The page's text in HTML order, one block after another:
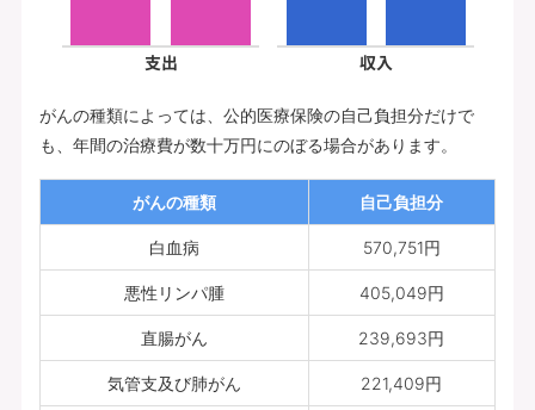
がんの種類によっては、公的医療保険の自己負担分だけで
も、年間の治療費が数十万円にのぼる場合があります。
がんの種類 自己負担分
白血病 570,751円
悪性リンパ腫 405,049円
直腸がん 239,693円
気管支及び肺がん 221,409円